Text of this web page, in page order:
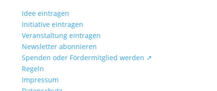
Idee eintragen
Initiative eintragen
Veranstaltung eintragen
Newsletter abonnieren
Spenden oder Fördermitglied werden ↗
Regeln
Impressum